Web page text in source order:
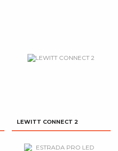
LEWITT CONNECT 2